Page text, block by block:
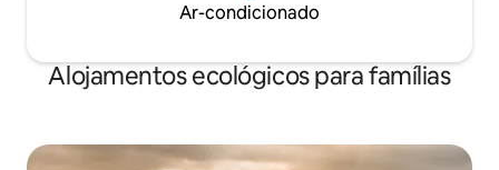
Ar-condicionado
Alojamentos ecológicos para famílias